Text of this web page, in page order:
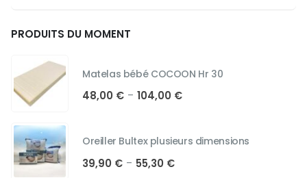
PRODUITS DU MOMENT
Matelas bébé COCOON Hr 30
48,00 € – 104,00 €Plage
48,00 €
à
Oreiller Bultex plusieurs dimensions
39,90 € – 55,30 €Plage